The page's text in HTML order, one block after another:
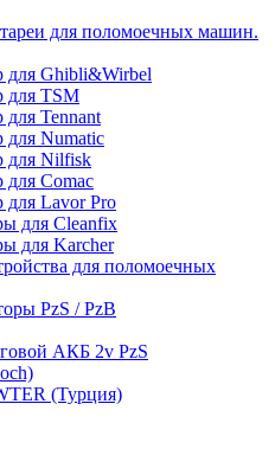
для поломоечных машин.
для Ghibli&Wirbel
для TSM
для Tennant
для Numatic
для Nilfisk
для Comac
для Lavor Pro
для Cleanfix
для Karcher
для поломоечных
PzS / PzB
АКБ 2v PzS
(Турция)